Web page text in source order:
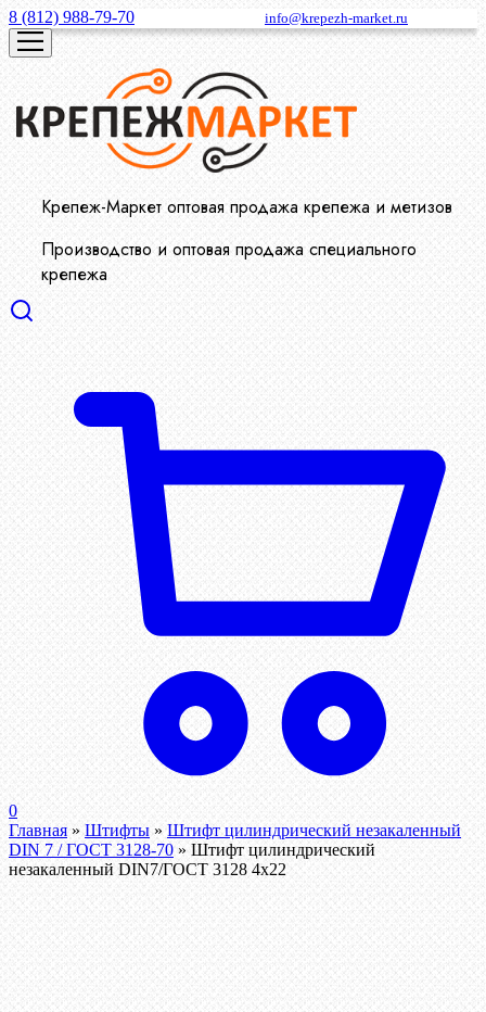
8 (812) 988-79-70 info@krepezh-market.ru
Крепеж-Маркет оптовая продажа крепежа и метизов
Производство и оптовая продажа специального
крепежа
0
Главная » Штифты » Штифт цилиндрический незакаленный
DIN 7 / ГОСТ 3128-70 » Штифт цилиндрический
незакаленный DIN7/ГОСТ 3128 4х22